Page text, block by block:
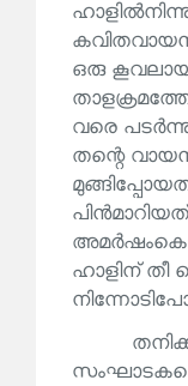
ഒരു
വരെ
തന്റെ
ഹാളിന് തീ